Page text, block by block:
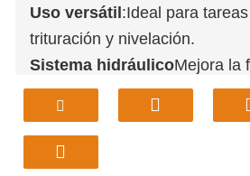
Uso versátil :Ideal para
trituración y nivelación.
Sistema hidráulicoMejora la
máquina y la eficiencia
Enganche rápido: Permite
accesorios para un uso versátil.